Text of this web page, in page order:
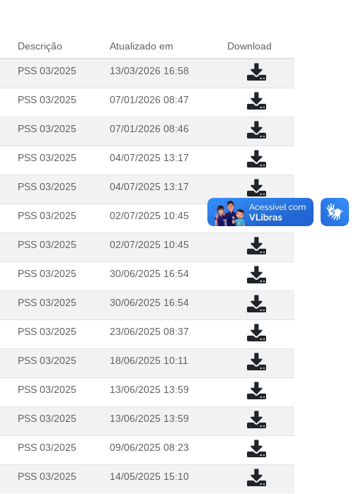
Descrição Atualizado em Download
PSS 03/2025 13/03/2026 16:58
PSS 03/2025 07/01/2026 08:47
PSS 03/2025 07/01/2026 08:46
PSS 03/2025 04/07/2025 13:17
PSS 03/2025 04/07/2025 13:17
PSS 03/2025 02/07/2025 10:45
PSS 03/2025 02/07/2025 10:45
PSS 03/2025 30/06/2025 16:54
PSS 03/2025 30/06/2025 16:54
PSS 03/2025 23/06/2025 08:37
PSS 03/2025 18/06/2025 10:11
PSS 03/2025 13/06/2025 13:59
PSS 03/2025 13/06/2025 13:59
PSS 03/2025 09/06/2025 08:23
PSS 03/2025 14/05/2025 15:10